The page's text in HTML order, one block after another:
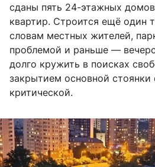
сданы пять 24-этажных
квартир. Строится ещё один
словам местных жителей,
проблемой и раньше —
долго кружить в поисках
закрытием основной стоянки
критической.